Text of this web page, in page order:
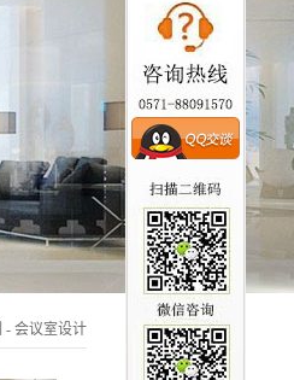
- 会议室设计